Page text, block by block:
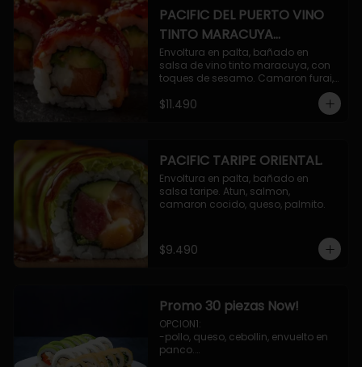
PACIFIC DEL PUERTO VINO
TINTO MARACUYA
ORIENTAL.
Envoltura en palta, bañado en
salsa de vino tinto maracuya, con
toques de sesamo. Camaron furai,
$11.490
PACIFIC TARIPE ORIENTAL.
Envoltura en palta, bañado en
salsa taripe. Atun, salmon,
camaron cocido, queso, palmito.
$9.490
Promo 30 piezas Now!
OPCION1:
-pollo, queso, cebollin, envuelto en
panco.